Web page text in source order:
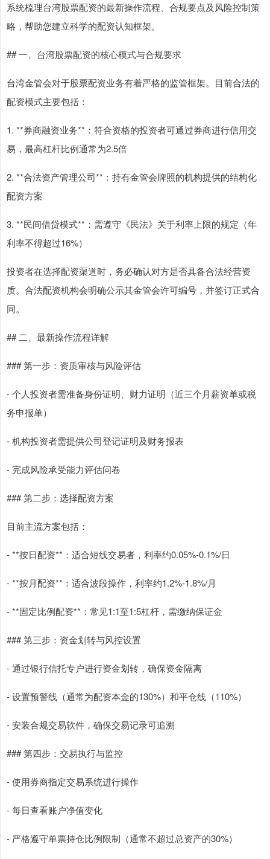
系统梳理台湾股票配资的最新操作流程、合规要点及风险控制策
略，帮助您建立科学的配资认知框架。
## 一、台湾股票配资的核心模式与合规要求
台湾金管会对于股票配资业务有着严格的监管框架。目前合法的
配资模式主要包括：
1. **券商融资业务**：符合资格的投资者可通过券商进行信用交
易，最高杠杆比例通常为2.5倍
2. **合法资产管理公司**：持有金管会牌照的机构提供的结构化
配资方案
3. **民间借贷模式**：需遵守《民法》关于利率上限的规定（年
利率不得超过16%）
投资者在选择配资渠道时，务必确认对方是否具备合法经营资
质。合法配资机构会明确公示其金管会许可编号，并签订正式合
同。
## 二、最新操作流程详解
### 第一步：资质审核与风险评估
- 个人投资者需准备身份证明、财力证明（近三个月薪资单或税
务申报单）
- 机构投资者需提供公司登记证明及财务报表
- 完成风险承受能力评估问卷
### 第二步：选择配资方案
目前主流方案包括：
- **按日配资**：适合短线交易者，利率约0.05%-0.1%/日
- **按月配资**：适合波段操作，利率约1.2%-1.8%/月
- **固定比例配资**：常见1:1至1:5杠杆，需缴纳保证金
### 第三步：资金划转与风控设置
- 通过银行信托专户进行资金划转，确保资金隔离
- 设置预警线（通常为配资本金的130%）和平仓线（110%）
- 安装合规交易软件，确保交易记录可追溯
### 第四步：交易执行与监控
- 使用券商指定交易系统进行操作
- 每日查看账户净值变化
- 严格遵守单票持仓比例限制（通常不超过总资产的30%）